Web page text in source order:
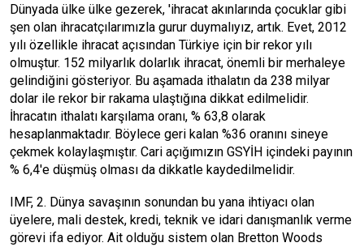
Dünyada ülke ülke gezerek, 'ihracat akınlarında çocuklar gibi
şen olan ihracatçılarımızla gurur duymalıyız, artık. Evet, 2012
yılı özellikle ihracat açısından Türkiye için bir rekor yılı
olmuştur. 152 milyarlık dolarlık ihracat, önemli bir merhaleye
gelindiğini gösteriyor. Bu aşamada ithalatın da 238 milyar
dolar ile rekor bir rakama ulaştığına dikkat edilmelidir.
İhracatın ithalatı karşılama oranı, % 63,8 olarak
hesaplanmaktadır. Böylece geri kalan %36 oranını sineye
çekmek kolaylaşmıştır. Cari açığımızın GSYİH içindeki payının
% 6,4'e düşmüş olması da dikkatle kaydedilmelidir.
IMF, 2. Dünya savaşının sonundan bu yana ihtiyacı olan
üyelere, mali destek, kredi, teknik ve idari danışmanlık verme
görevi ifa ediyor. Ait olduğu sistem olan Bretton Woods